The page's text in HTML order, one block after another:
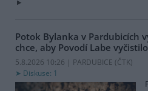
Potok Bylanka v Pardubicích
chce, aby Povodí Labe
5.8.2026 10:26 | PARDUBICE (ČTK)
Diskuse: 1